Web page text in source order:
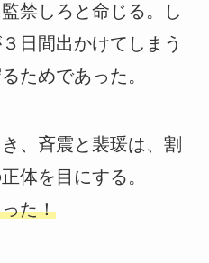
禁しろと命じる。し
日間出かけてしまう
ためであった。
、斉震と裴瑗は、割
体を目にする。
た！